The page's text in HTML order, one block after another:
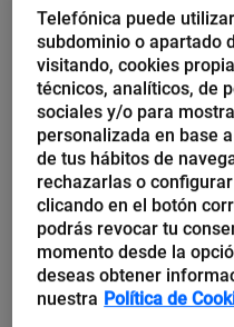
utilizando herramientas
con los riesgos que
aplicaciones sin ningún
que nos acaban
la gestión multitarea y
Como se suele decir,
dar”. Necesitamos que
las herramientas
productivosy no
Telefónica puede
subdominio o apartado
visitando, cookies
técnicos, analíticos, de
sociales y/o para
personalizada en base
de tus hábitos de
rechazarlas o
clicando en el botón
podrás revocar tu
momento desde la
deseas obtener
nuestra Política de